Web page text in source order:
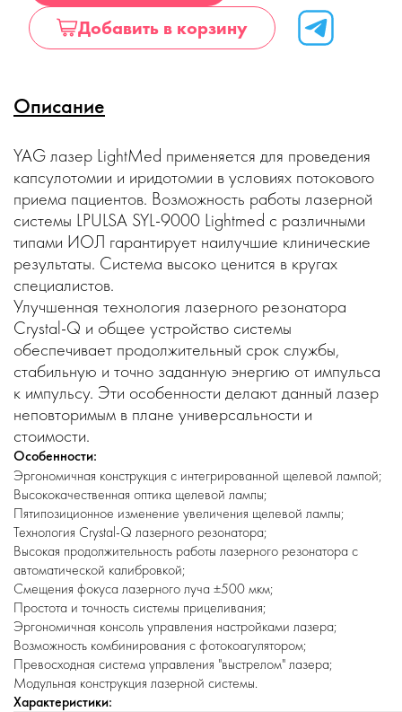
Добавить в корзину
Описание
YAG лазер LightMed применяется для проведения
капсулотомии и иридотомии в условиях потокового
приема пациентов. Возможность работы лазерной
системы LPULSA SYL-9000 Lightmed с различными
типами ИОЛ гарантирует наилучшие клинические
результаты. Система высоко ценится в кругах
специалистов.
Улучшенная технология лазерного резонатора
Crystal-Q и общее устройство системы
обеспечивает продолжительный срок службы,
стабильную и точно заданную энергию от импульса
к импульсу. Эти особенности делают данный лазер
неповторимым в плане универсальности и
стоимости.
Особенности:
Эргономичная конструкция с интегрированной щелевой лампой;
Высококачественная оптика щелевой лампы;
Пятипозиционное изменение увеличения щелевой лампы;
Технология Crystal-Q лазерного резонатора;
Высокая продолжительность работы лазерного резонатора с
автоматической калибровкой;
Смещения фокуса лазерного луча ±500 мкм;
Простота и точность системы прицеливания;
Эргономичная консоль управления настройками лазера;
Возможность комбинирования с фотокоагулятором;
Превосходная система управления "выстрелом" лазера;
Модульная конструкция лазерной системы.
Характеристики: